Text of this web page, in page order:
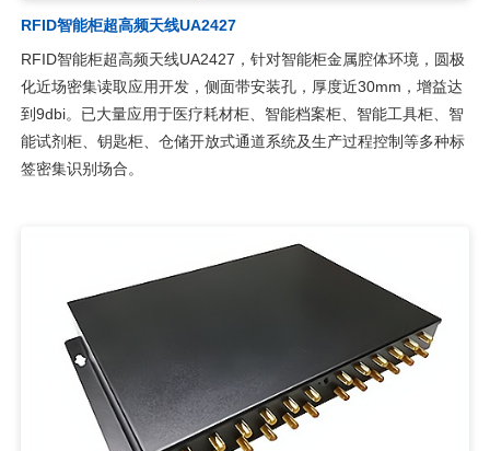
RFID智能柜超高频天线UA2427
RFID智能柜超高频天线UA2427，针对智能柜金属腔体环境，圆极
化近场密集读取应用开发，侧面带安装孔，厚度近30mm，增益达
到9dbi。已大量应用于医疗耗材柜、智能档案柜、智能工具柜、智
能试剂柜、钥匙柜、仓储开放式通道系统及生产过程控制等多种标
签密集识别场合。